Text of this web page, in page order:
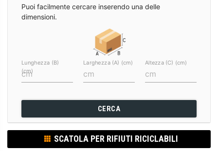
Puoi facilmente cercare inserendo una delle
dimensioni.
Lunghezza (B)
(cm)
Larghezza (A) (cm) Altezza (C) (cm)
CERCA
SCATOLA PER RIFIUTI RICICLABILI